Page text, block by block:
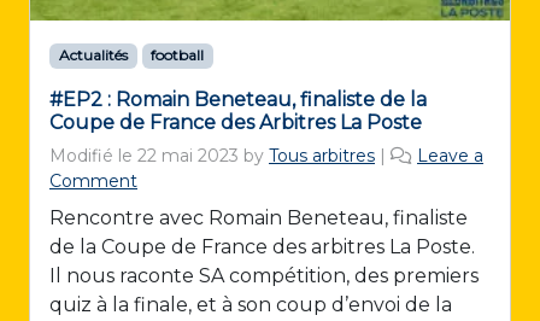
Actualités football
#EP2 : Romain Beneteau, finaliste de la
Coupe de France des Arbitres La Poste
Modifié le 22 mai 2023 by Tous arbitres
Leave a
Comment
Rencontre avec Romain Beneteau, finaliste
de la Coupe de France des arbitres La Poste.
Il nous raconte SA compétition, des premiers
quiz à la finale, et à son coup d’envoi de la